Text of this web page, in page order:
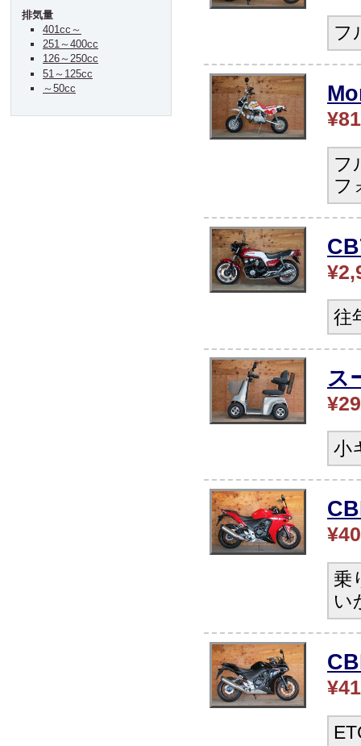
フ
フ
フ
往
ス
小
乗
い
排気量
401cc～
251～400cc
126～250cc
51～125cc
～50cc